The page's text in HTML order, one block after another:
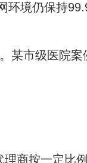
境仍保持
某市级医院
商按一定比